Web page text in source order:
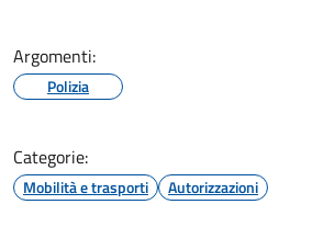
Argomenti:
Polizia
Categorie:
Mobilità e trasporti Autorizzazioni